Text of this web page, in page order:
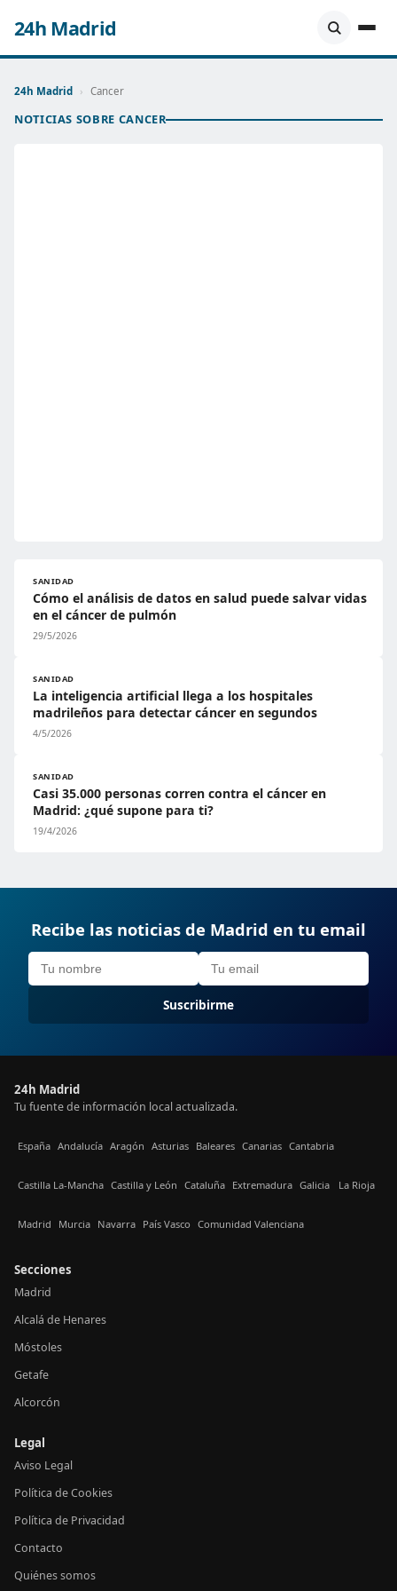
24h Madrid
24h Madrid › Cancer
NOTICIAS SOBRE CANCER
SANIDAD
Cómo el análisis de datos en salud puede salvar vidas
en el cáncer de pulmón
29/5/2026
SANIDAD
La inteligencia artificial llega a los hospitales
madrileños para detectar cáncer en segundos
4/5/2026
SANIDAD
Casi 35.000 personas corren contra el cáncer en
Madrid: ¿qué supone para ti?
19/4/2026
Recibe las noticias de Madrid en tu email
Suscribirme
24h Madrid
Tu fuente de información local actualizada.
España Andalucía Aragón Asturias Baleares Canarias Cantabria
Castilla La-Mancha Castilla y León Cataluña Extremadura Galicia La Rioja
Madrid Murcia Navarra País Vasco Comunidad Valenciana
Secciones
Madrid
Alcalá de Henares
Móstoles
Getafe
Alcorcón
Legal
Aviso Legal
Política de Cookies
Política de Privacidad
Contacto
Quiénes somos